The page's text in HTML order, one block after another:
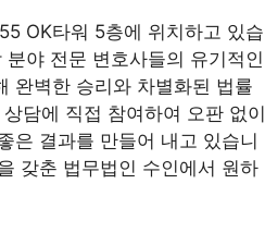
OK타워 5층에 위치하고 있습
야 전문 변호사들의 유기적인
완벽한 승리와 차별화된 법률
담에 직접 참여하여 오판 없이
은 결과를 만들어 내고 있습니
갖춘 법무법인 수인에서 원하